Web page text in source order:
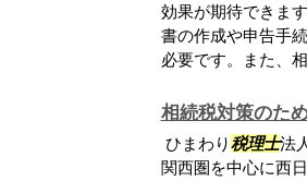
効果が期待できま
書の作成や申告手
必要です。また、
相続税対策のた
ひまわり税理士法
関西圏を中心に西